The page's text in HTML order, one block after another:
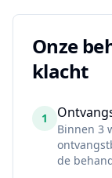
Onze
klacht
1
Binnen 3
de